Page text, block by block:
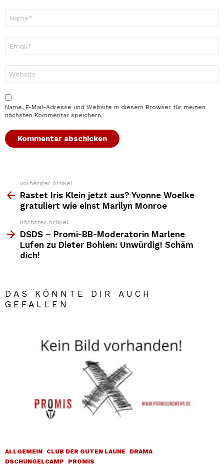
Mail-
Adresse
*
Name, E-Mail-Adresse und Website in diesem Browser für meinen
nächsten Kommentar speichern.
Weitere
Top
News
vorheriger Artikel
Rastet Iris Klein jetzt aus? Yvonne Woelke
gratuliert wie einst Marilyn Monroe
nächster Artikel
DSDS – Promi-BB-Moderatorin Marlene
Lufen zu Dieter Bohlen: Unwürdig! Schäm
dich!
DAS KÖNNTE DIR AUCH
GEFALLEN
ALLGEMEIN CLUB DER GUTEN LAUNE
DRAMA
DSCHUNGELCAMP
PROMIS